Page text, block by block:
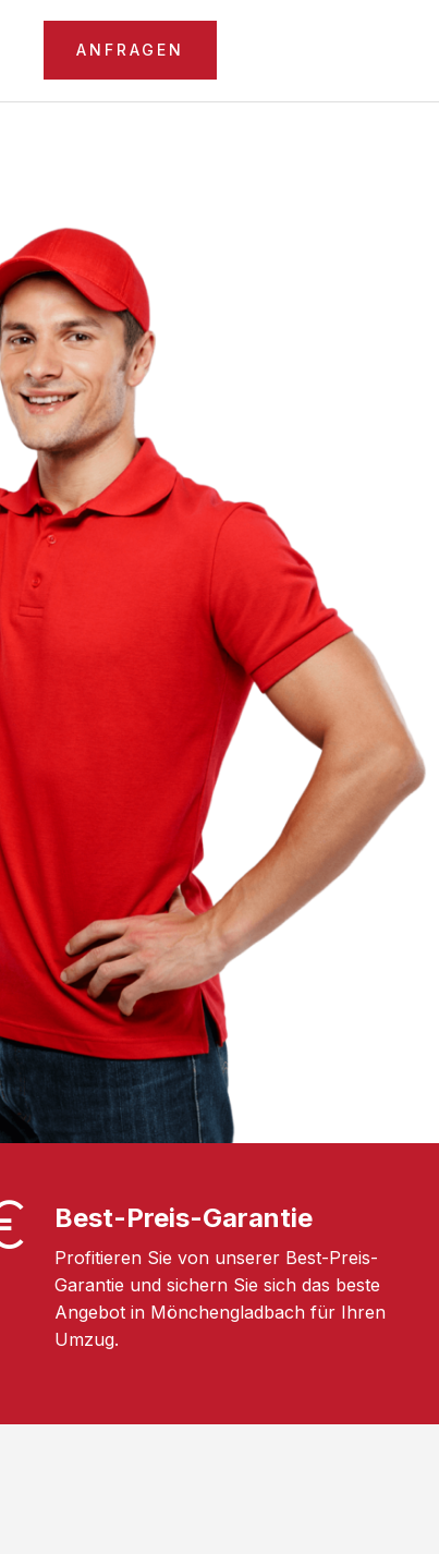
ANFRAGEN
Best-Preis-Garantie
Profitieren Sie von unserer Best-Preis-
Garantie und sichern Sie sich das beste
Angebot in Mönchengladbach für Ihren
Umzug.